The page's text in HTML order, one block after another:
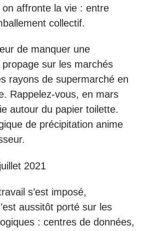
affronte la vie : entre
collectif.
de manquer une
sur les marchés
rayons de supermarché en
Rappelez-vous, en mars
autour du papier toilette.
de précipitation anime
2021
s’est imposé,
aussitôt porté sur les
: centres de données,